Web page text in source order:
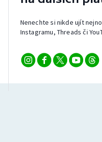
Nenechte si nikde ujít
Instagramu, Threads či